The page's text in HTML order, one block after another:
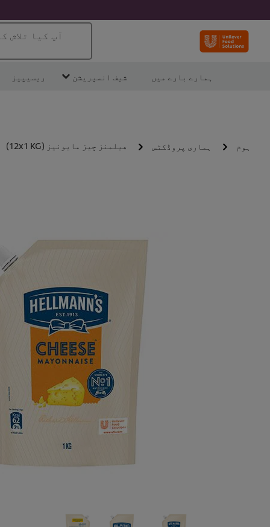
آپ کیا تلاش
ہمارے بارے میں شیف انسپریشن ریسیپیز
ہوم ہماری پروڈکٹس هيلمنز چیز مایونیز (12x1 KG)